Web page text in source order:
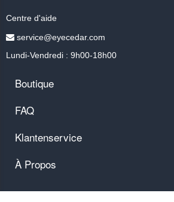
Centre d'aide
service@eyecedar.com
Lundi-Vendredi : 9h00-18h00
Boutique
FAQ
Klantenservice
À Propos